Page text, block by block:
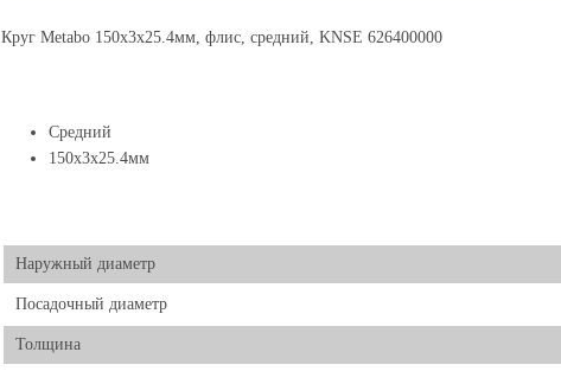
Круг Metabo 150x3x25.4мм, флис, средний, KNSE 626400000
Средний
150x3x25.4мм
Наружный диаметр
Посадочный диаметр
Толщина